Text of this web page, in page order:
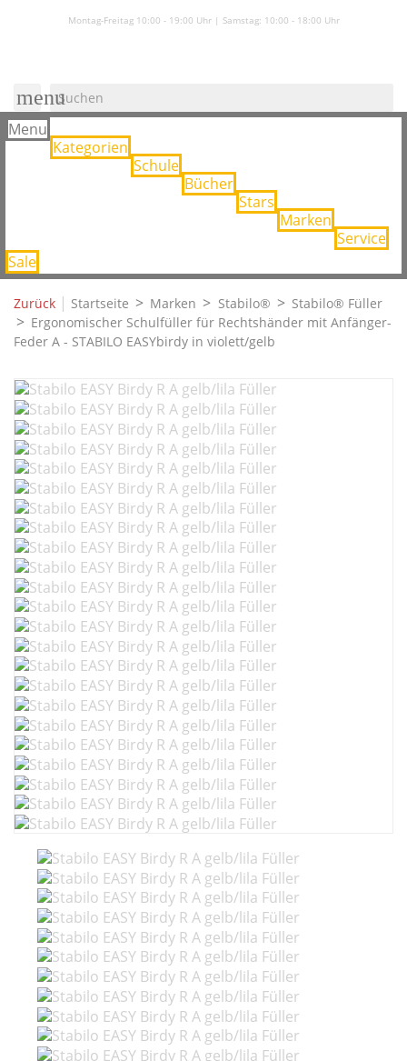
Montag-Freitag 10:00 - 19:00 Uhr | Samstag: 10:00 - 18:00 Uhr
menu
Menu
Kategorien
Schule
Bücher
Stars
Marken
Service
Sale
Zurück | Startseite Marken Stabilo®
Stabilo® Füller
Ergonomischer Schulfüller für Rechtshänder mit Anfänger-
Feder A - STABILO EASYbirdy in violett/gelb